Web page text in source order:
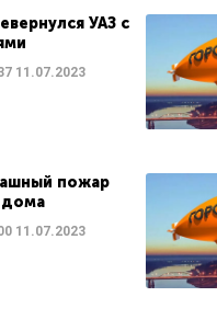
УАЗ с
11.07.2023
пожар
11.07.2023